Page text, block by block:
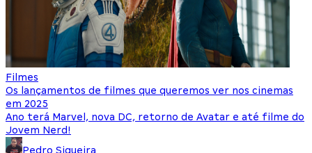
Filmes
Os lançamentos de filmes que queremos ver nos cinemas
em 2025
Ano terá Marvel, nova DC, retorno de Avatar e até filme do
Jovem Nerd!
Pedro Siqueira